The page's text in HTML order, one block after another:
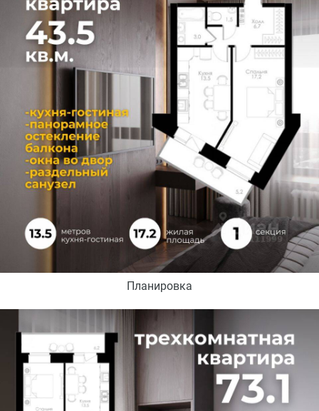
Планировка